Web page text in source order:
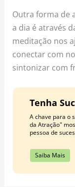
Outra forma de
a dia é através
meditação nos
conectar com
sintonizar com
Tenha
A chave para o
da Atração"
pessoa de
Saiba Mais